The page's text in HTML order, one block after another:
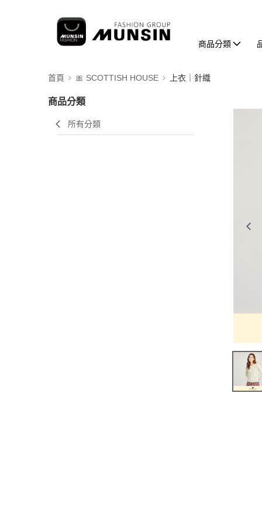
商品分類
首頁 🎀 SCOTTISH HOUSE 上衣｜針織
商品分類
所有分類